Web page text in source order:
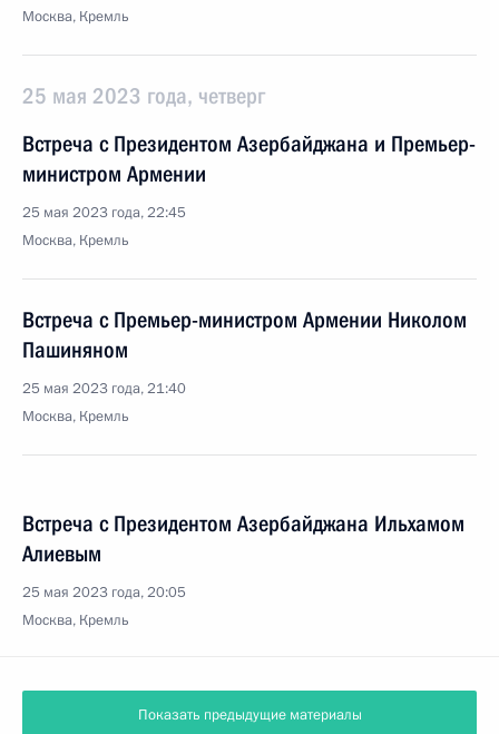
Москва, Кремль
25 мая 2023 года, четверг
Встреча с Президентом Азербайджана и Премьер-
министром Армении
25 мая 2023 года, 22:45
Москва, Кремль
Встреча с Премьер-министром Армении Николом
Пашиняном
25 мая 2023 года, 21:40
Москва, Кремль
Встреча с Президентом Азербайджана Ильхамом
Алиевым
25 мая 2023 года, 20:05
Москва, Кремль
Показать предыдущие материалы